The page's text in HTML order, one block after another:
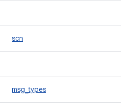
scn
msg_types